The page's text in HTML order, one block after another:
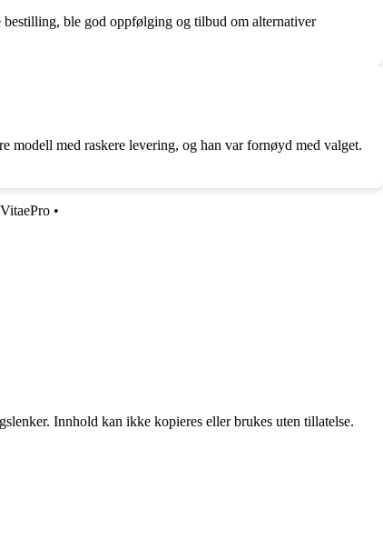
bestilling, ble god oppfølging og tilbud om alternativer
modell med raskere levering, og han var fornøyd med valget.
VitaePro •
Innhold kan ikke kopieres eller brukes uten tillatelse.